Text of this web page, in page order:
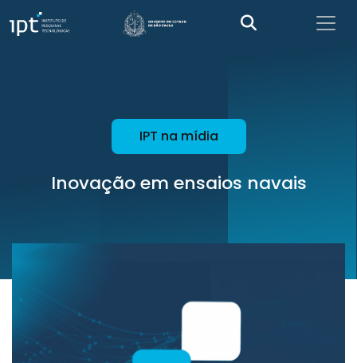
IPT na mídia
Inovação em ensaios navais